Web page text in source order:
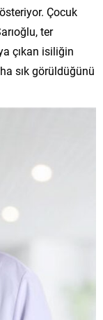
Çocuk
ter
çıkan isiliğin
sık görüldüğünü